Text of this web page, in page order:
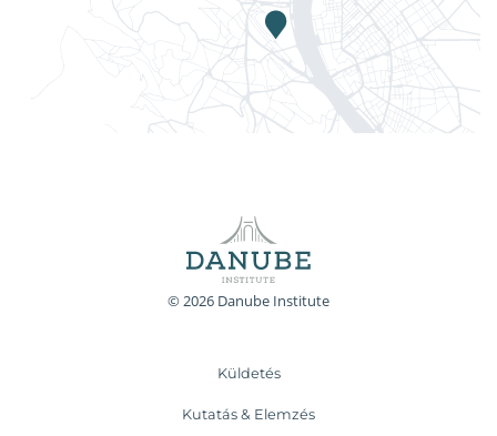
© 2026 Danube Institute
Küldetés
Kutatás & Elemzés